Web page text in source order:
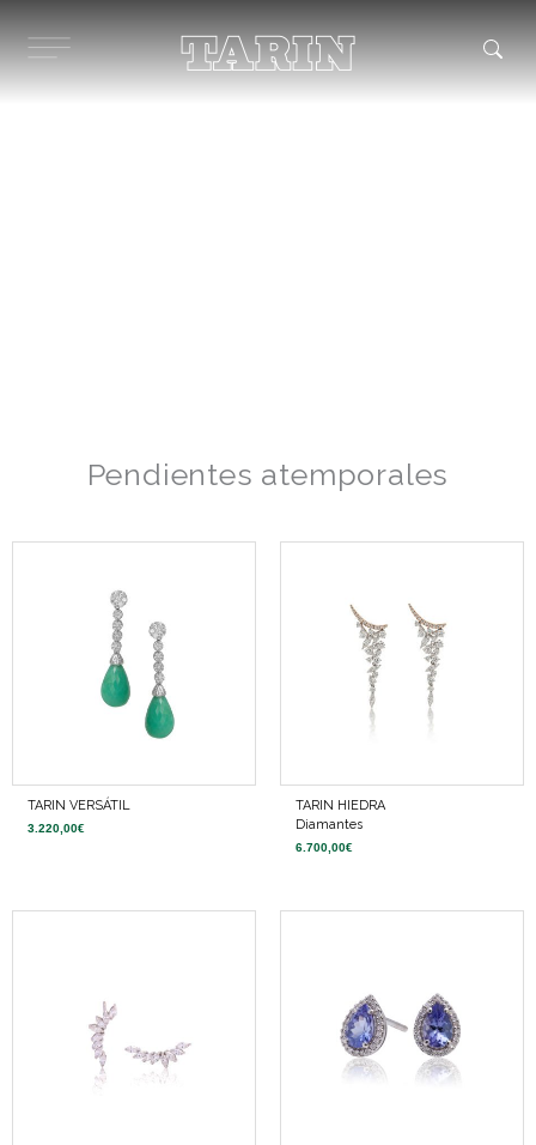
contenido
Pendientes atemporales
TARIN VERSÁTIL
3.220,00€
TARIN HIEDRA
Diamantes
6.700,00€